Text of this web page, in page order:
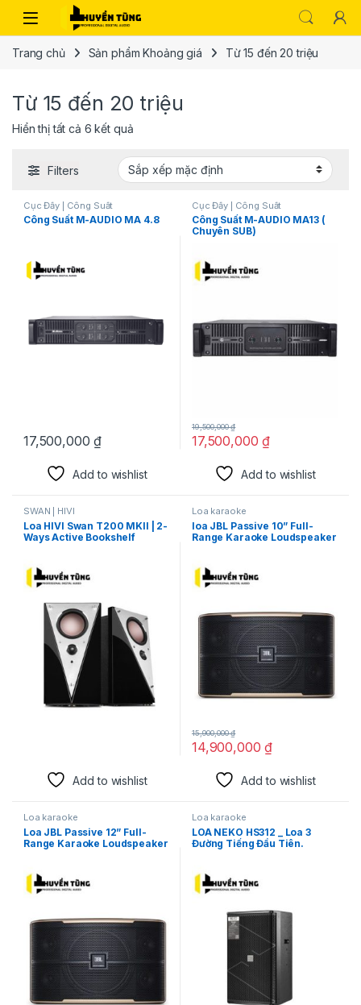
Trang chủ Sản phẩm Khoảng giá Từ 15 đến 20 triệu
Từ 15 đến 20 triệu
Hiển thị tất cả 6 kết quả
Filters
Cục Đẩy | Công Suất
Công Suất M-AUDIO MA 4.8
17,500,000₫
Add to wishlist
Cục Đẩy | Công Suất
Công Suất M-AUDIO MA13 (
Chuyên SUB)
17,500,000₫
19,500,000₫
Add to wishlist
SWAN | HIVI
Loa HIVI Swan T200 MKII | 2-
Ways Active Bookshelf
Add to wishlist
Loa karaoke
loa JBL Passive 10” Full-
Range Karaoke Loudspeaker
14,900,000₫
15,900,000₫
Add to wishlist
Loa karaoke
Loa JBL Passive 12” Full-
Range Karaoke Loudspeaker
Loa karaoke
LOA NEKO HS312 _ Loa 3
Đường Tiếng Đầu Tiên.